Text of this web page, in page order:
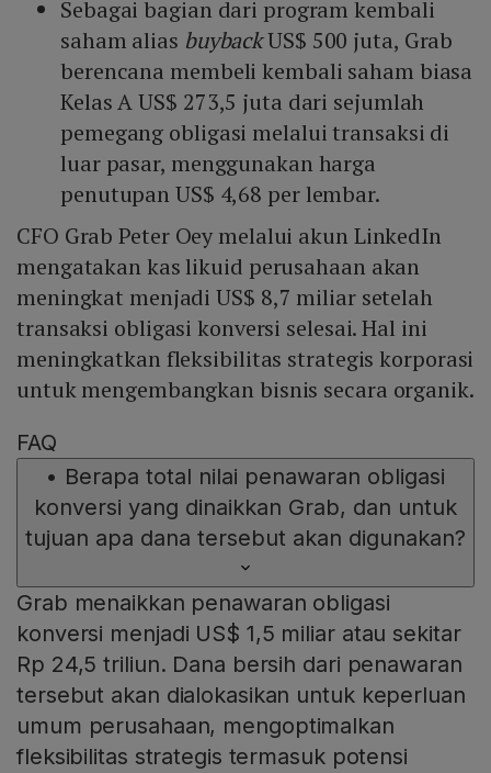
Sebagai bagian dari program kembali
saham alias buybackUS$ 500 juta, Grab
berencana membeli kembali saham biasa
Kelas A US$ 273,5 juta dari sejumlah
pemegang obligasi melalui transaksi di
luar pasar, menggunakan harga
penutupan US$ 4,68 per lembar.
CFO Grab Peter Oey melalui akun LinkedIn
mengatakan kas likuid perusahaan akan
meningkat menjadi US$ 8,7 miliar setelah
transaksi obligasi konversi selesai. Hal ini
meningkatkan fleksibilitas strategis korporasi
untuk mengembangkan bisnis secara organik.
FAQ
• Berapa total nilai penawaran obligasi
konversi yang dinaikkan Grab, dan untuk
tujuan apa dana tersebut akan digunakan?
Grab menaikkan penawaran obligasi
konversi menjadi US$ 1,5 miliar atau sekitar
Rp 24,5 triliun. Dana bersih dari penawaran
tersebut akan dialokasikan untuk keperluan
umum perusahaan, mengoptimalkan
fleksibilitas strategis termasuk potensi